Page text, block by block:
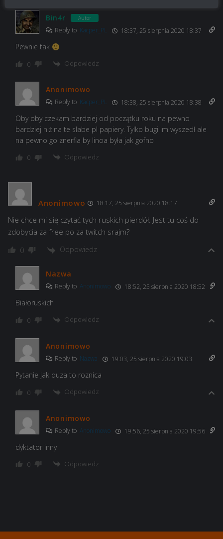
Bin4r Autor
Reply to Kacper_PL 18:37, 25 sierpnia 2020 18:37
Pewnie tak
0 Odpowiedz
Anonimowo
Reply to Kacper_PL 18:38, 25 sierpnia 2020 18:38
Oby oby czekam bardziej od początku roku na pewno
bardziej niż na te slabe pl papiery. Tylko bugi im wyszedł ale
na pewno go znerfia by linoa była jak gofno
0 Odpowiedz
Anonimowo 18:17, 25 sierpnia 2020 18:17
Nie chce mi się czytać tych ruskich pierdół. Jest tu coś do
zdobycia za free po za twitch srajm?
0 Odpowiedz
Nazwa
Reply to Anonimowo 18:52, 25 sierpnia 2020 18:52
Białoruskich
0 Odpowiedz
Anonimowo
Reply to Nazwa 19:03, 25 sierpnia 2020 19:03
Pytanie jak duza to roznica
0 Odpowiedz
Anonimowo
Reply to Anonimowo 19:56, 25 sierpnia 2020 19:56
dyktator inny
0 Odpowiedz